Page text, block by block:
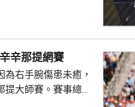
得知，認為取消計
，堅信一個獨立的
及誠信服務足球運
傷癒 退出辛辛那提網賽
右手腕傷患未癒，
大師賽。賽事總監